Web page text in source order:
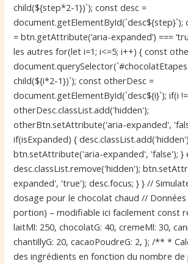
child(${step*2-1})`); const desc =
document.getElementById(`desc${step}`);
= btn.getAttribute(‘aria-expanded’) ===
les autres for(let i=1; i<=5; i++) { const
child(${i*2-1})`); const otherDesc =
document.getElementById(`desc${i}`); if(i
otherDesc.classList.add('hidden');
otherBtn.setAttribute('aria-expanded',
if(isExpanded) {
btn.setAttribute('aria-expanded', 'false'); }
desc.classList.remove('hidden');
expanded', 'true'); desc.focus; } } //
dosage pour le chocolat chaud //
portion) – modifiable ici facilement const
laitMl: 250, chocolatG: 40, cremeMl: 30,
chantillyG: 20, cacaoPoudreG: 2, }; /** *
des ingrédients en fonction du nombre